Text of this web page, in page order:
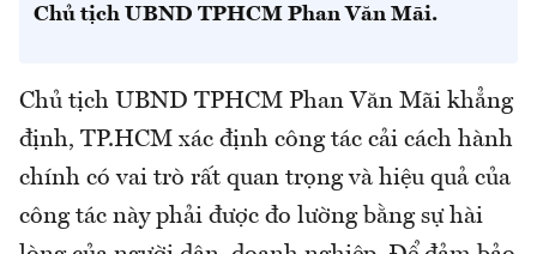
Chủ tịch UBND TPHCM Phan Văn Mãi.
Chủ tịch UBND TPHCM Phan Văn Mãi khẳng
định, TP.HCM xác định công tác cải cách hành
chính có vai trò rất quan trọng và hiệu quả của
công tác này phải được đo lường bằng sự hài